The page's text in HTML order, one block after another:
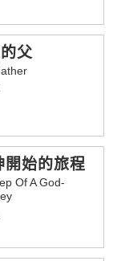
父
開始的旅程
Of A God-